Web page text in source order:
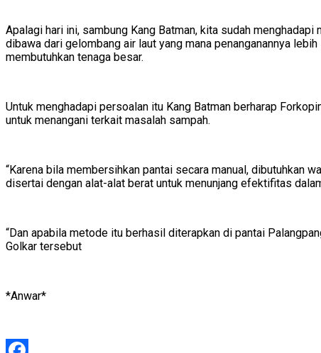
Apalagi hari ini, sambung Kang Batman, kita sudah
dibawa dari gelombang air laut yang mana penanganannya
membutuhkan tenaga besar.
Untuk menghadapi persoalan itu Kang Batman berharap
untuk menangani terkait masalah sampah.
“Karena bila membersihkan pantai secara manual, dibutuhkan
disertai dengan alat-alat berat untuk menunjang efektifitas
“Dan apabila metode itu berhasil diterapkan di pantai
Golkar tersebut
*Anwar*